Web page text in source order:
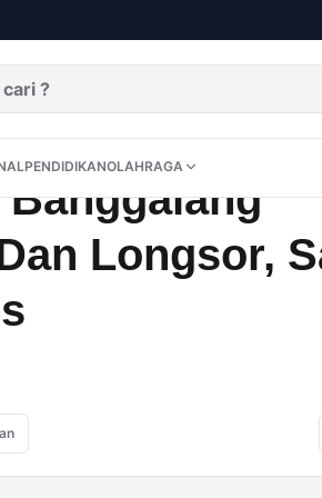
OPININUSANTARAINTERNASIONAL
PENDIDIKANOLAHRAGA
Dan Longsor, Satu Jembatan Putus
Longsor,